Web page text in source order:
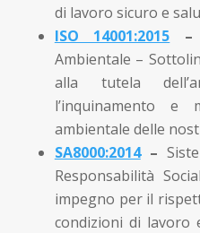
di lavoro sicuro e
ISO 14001:2015 –
Ambientale –
alla tutela
l’inquinamento e
ambientale delle
SA8000:2014–
Responsabilità
impegno per il
condizioni di lavoro